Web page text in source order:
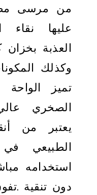
من مرسى
عليها نقاء
العذبة
وكذلك
تميز الواحة
الصخري
يعتبر من
الطبيعي
استخدامه
دون تنقية .